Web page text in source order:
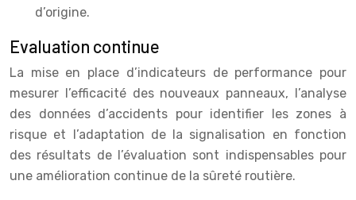
d’origine.
Evaluation continue
La mise en place d’indicateurs de performance pour
mesurer l’efficacité des nouveaux panneaux, l’analyse
des données d’accidents pour identifier les zones à
risque et l’adaptation de la signalisation en fonction
des résultats de l’évaluation sont indispensables pour
une amélioration continue de la sûreté routière.